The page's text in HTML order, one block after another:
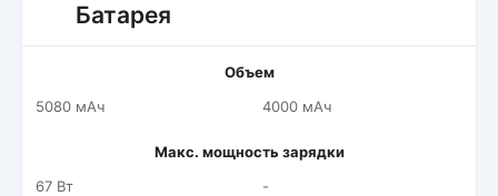
Батарея
Объем
5080 мАч
4000 мАч
Макс. мощность зарядки
67 Вт
-